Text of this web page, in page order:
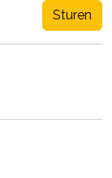
Sturen